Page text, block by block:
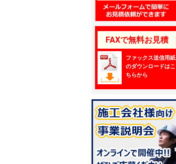
FAXで無料お見積
ファックス送信用紙
のダウンロードはこ
ちらから